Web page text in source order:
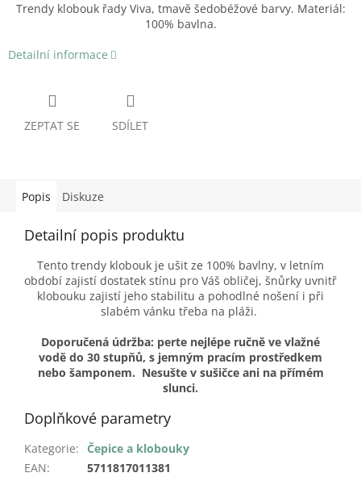
Trendy klobouk řady Viva, tmavě šedobéžové barvy. Materiál:
100% bavlna.
Detailní informace
ZEPTAT SE SDÍLET
Popis Diskuze
Detailní popis produktu
Tento trendy klobouk je ušit ze 100% bavlny, v letním
období zajistí dostatek stínu pro Váš obličej, šnůrky uvnitř
klobouku zajistí jeho stabilitu a pohodlné nošení i při
slabém vánku třeba na pláži.
Doporučená údržba: perte nejlépe ručně ve vlažné
vodě do 30 stupňů, s jemným pracím prostředkem
nebo šamponem. Nesušte v sušičce ani na přímém
slunci.
Doplňkové parametry
Kategorie:
Čepice a klobouky
EAN: 5711817011381